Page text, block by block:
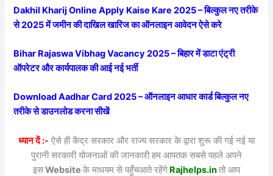
Dakhil Kharij Online Apply Kaise Kare 2025 – बिल्कुल नए तरीके
से 2025 में जमीन की दाखिल खारिज का ऑनलाइन आवेदन ऐसे करे
Bihar Rajaswa Vibhag Vacancy 2025 – बिहार में डाटा एंट्री
ऑपरेटर और कार्यपालक की आई नई भर्ती
Download Aadhar Card 2025 – ऑनलाइन आधार कार्ड बिल्कुल नए
तरीके से डाउनलोड करना सीखें
ध्यान दें :- ऐसे ही केंद्र सरकार और राज्य सरकार के द्वारा शुरू की गई नई या
पुरानी सरकारी योजनाओं की जानकारी हम आपतक सबसे पहले अपने
इसWebsite के माधयम से पहुँचआते रहेंगे Rajhelps.inतो आप